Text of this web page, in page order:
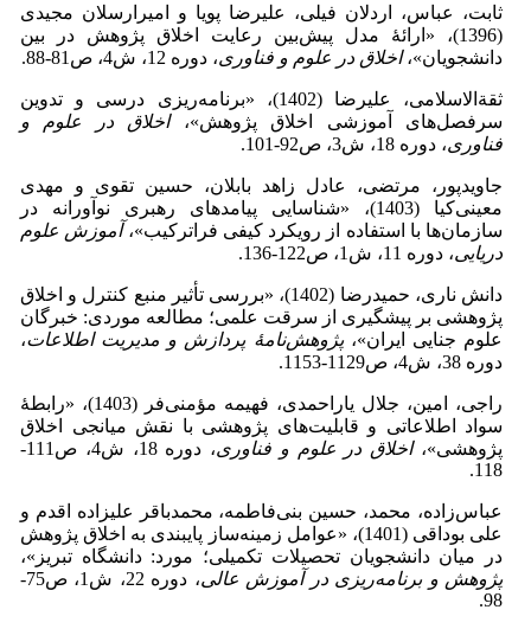
ثابت، عباس، اردلان فیلی، علیرضا پویا و امیرارسلان مجیدی
(1396)، «ارائۀ مدل پیش‌بین رعایت اخلاق پژوهش در بین
دانشجویان»،اخلاق در علوم و فناوری، دوره 12، ش4، ص81-88.
ثقةالاسلامی، علیرضا (1402)، «برنامه‌ریزی درسی و تدوین
سرفصل‌های آموزشی اخلاق پژوهش»،اخلاق در علوم و
فناوری، دوره 18، ش3، ص92-101.
جاویدپور، مرتضی، عادل زاهد بابلان، حسین تقوی و مهدی
معینی‌کیا (1403)، «شناسایی پیامدهای رهبری نوآورانه در
سازمان‌ها با استفاده از رویکرد کیفی فراترکیب»،آموزش علوم
دریایی، دوره 11، ش1، ص122-136.
دانش ناری، حمیدرضا (1402)، «بررسی تأثیر منبع کنترل و اخلاق
پژوهشی بر پیشگیری از سرقت علمی؛ مطالعه موردی: خبرگان
علوم جنایی ایران»،پژوهشنامۀ پردازش و مدیریت اطلاعات،
دوره 38، ش4، ص1129-1153.
راجی، امین، جلال یاراحمدی، فهیمه مؤمنی‌فر (1403)، «رابطۀ
سواد اطلاعاتی و قابلیت‌های پژوهشی با نقش میانجی اخلاق
پژوهشی»،اخلاق در علوم و فناوری
، دوره 18، ش4، ص111-
118.‎
عباس‌زاده، محمد، حسین بنی‌فاطمه، محمدباقر علیزاده اقدم و
علی بوداقی (1401)، «عوامل زمینه‌ساز پایبندی به اخلاق پژوهش
در میان دانشجویان تحصیلات تکمیلی؛ مورد: دانشگاه تبریز»،
پژوهش و برنامهریزی در آموزش عالی
، دوره 22، ش1، ص75-
98.